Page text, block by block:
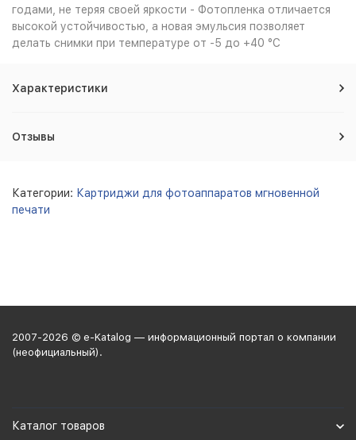
годами, не теряя своей яркости - Фотопленка отличается
высокой устойчивостью, а новая эмульсия позволяет
делать снимки при температуре от -5 до +40 °C
Характеристики
Отзывы
Категории: Картриджи для фотоаппаратов мгновенной
печати
2007-2026 © e-Katalog — информационный портал о компании
(неофициальный).
Каталог товаров